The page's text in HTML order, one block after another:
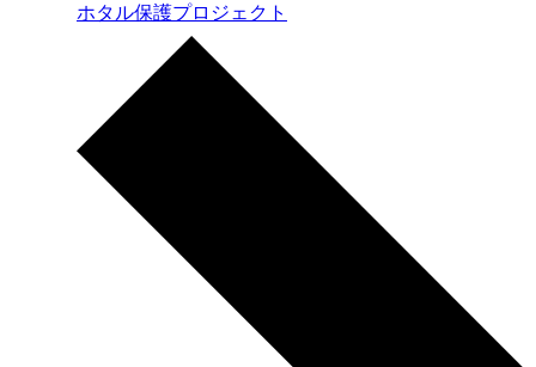
ホタル保護プロジェクト